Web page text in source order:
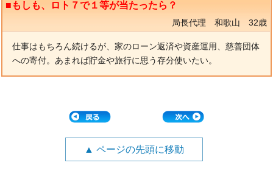
■もしも、ロト７で１等が当たったら？
局長代理 和歌山 32歳
仕事はもちろん続けるが、家のローン返済や資産運用、慈善団体
への寄付。あまれば貯金や旅行に思う存分使いたい。
▲ ページの先頭に移動